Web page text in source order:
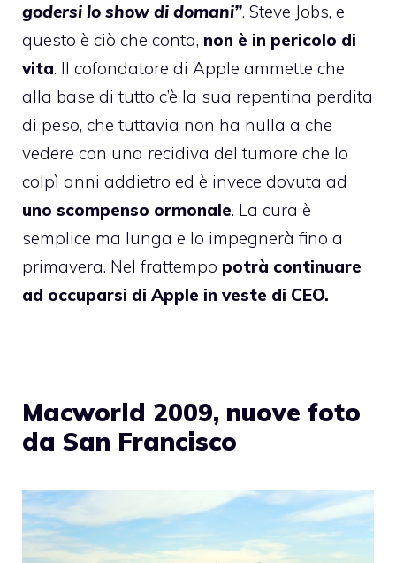
godersi lo show di domani”. Steve Jobs, e
questo è ciò che conta, non è in pericolo di
vita. Il cofondatore di Apple ammette che
alla base di tutto c’è la sua repentina perdita
di peso, che tuttavia non ha nulla a che
vedere con una recidiva del tumore che lo
colpì anni addietro ed è invece dovuta ad
uno scompenso ormonale. La cura è
semplice ma lunga e lo impegnerà fino a
primavera. Nel frattempo potrà continuare
ad occuparsi di Apple in veste di CEO.
Macworld 2009, nuove foto
da San Francisco